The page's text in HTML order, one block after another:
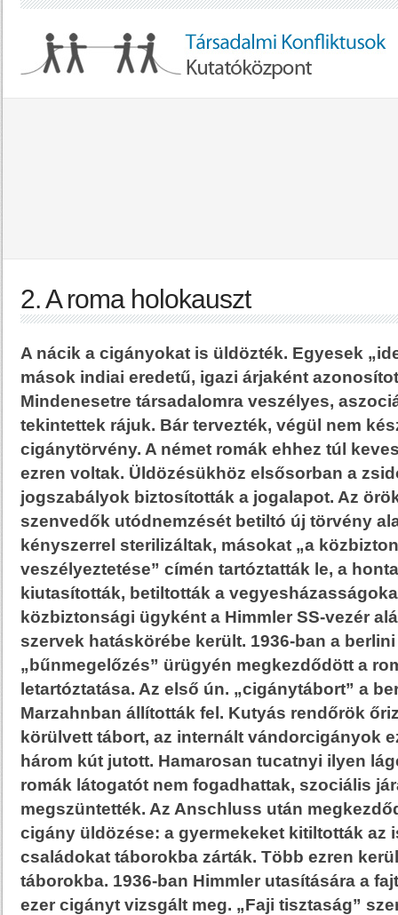
2. A roma holokauszt
A nácik a cigányokat is üldözték. Egyesek
mások indiai eredetű, igazi árjaként
Mindenesetre társadalomra veszélyes,
tekintettek rájuk. Bár tervezték, végül nem
cigánytörvény. A német romák ehhez túl
ezren voltak. Üldözésükhöz elsősorban a
jogszabályok biztosították a jogalapot. Az
szenvedők utódnemzését betiltó új törvény
kényszerrel sterilizáltak, másokat „a
veszélyeztetése” címén tartóztatták le, a
kiutasították, betiltották a
közbiztonsági ügyként a Himmler SS-vezér
szervek hatáskörébe került. 1936-ban a
„bűnmegelőzés” ürügyén megkezdődött a
letartóztatása. Az első ún. „cigánytábort” a
Marzahnban állították fel. Kutyás rendőrök
körülvett tábort, az internált vándorcigányok
három kút jutott. Hamarosan tucatnyi ilyen
romák látogatót nem fogadhattak, szociális
megszüntették. Az Anschluss után
cigány üldözése: a gyermekeket kitiltották az
családokat táborokba zárták. Több ezren
táborokba. 1936-ban Himmler utasítására a
ezer cigányt vizsgált meg. „Faji tisztaság”